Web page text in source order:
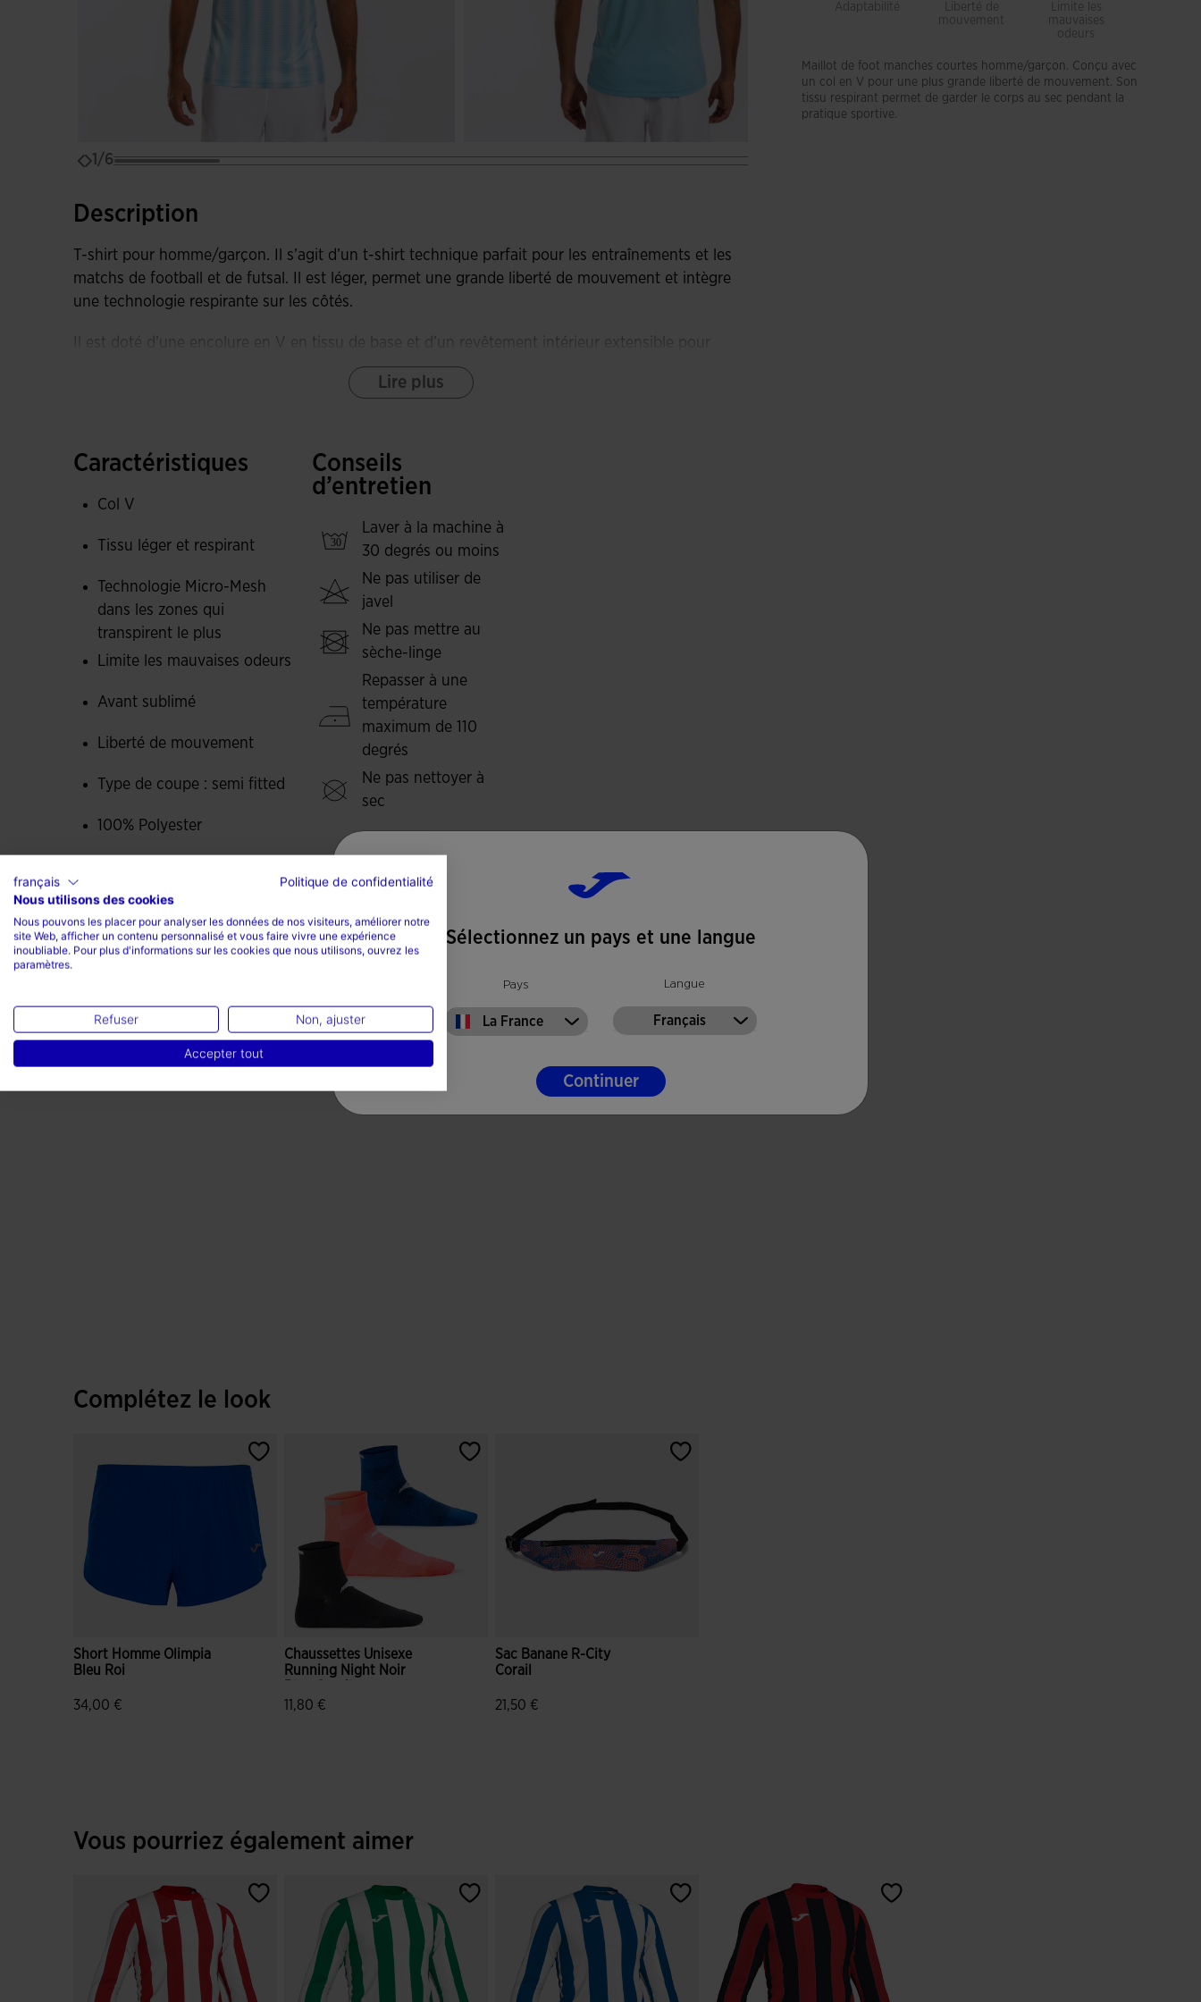
1/6
Description
T-shirt pour homme/garçon. Il s’agit d’un t-shirt technique parfait pour les entraînements et les
matchs de football et de futsal. Il est léger, permet une grande liberté de mouvement et intègre
une technologie respirante sur les côtés.
Il est doté d’une encolure en V en tissu de base et d’un revêtement intérieur extensible pour
limiter les éventuels frottements dans cette zone. Il facilite également l’ajustement du vêtement.
côtés. Il permet de réguler la transpiration, de maintenir la température corporelle constante et
d’éliminer les odeurs corporelles.
Lire plus
Caractéristiques
Col V
Tissu léger et respirant
Technologie Micro-Mesh
dans les zones qui
transpirent le plus
Limite les mauvaises odeurs
Avant sublimé
Liberté de mouvement
Type de coupe : semi fitted
100% Polyester
Conseils
d’entretien
Laver à la machine à
30 degrés ou moins
Ne pas utiliser de
javel
Ne pas mettre au
sèche-linge
Repasser à une
température
maximum de 110
degrés
Ne pas nettoyer à
sec
Valoraciones (4)
Adaptabilité
Liberté de
mouvement
Limite les
mauvaises
odeurs
Maillot de foot manches courtes homme/garçon. Conçu avec
un col en V pour une plus grande liberté de mouvement. Son
tissu respirant permet de garder le corps au sec pendant la
pratique sportive.
Complétez le look
Short Homme Olimpia
Bleu Roi
34,00 €
Chaussettes Unisexe
Running Night Noir
11,80 €
Sac Banane R-City
Corail
21,50 €
Vous pourriez également aimer
Sélectionnez un pays et une langue
Pays
La France
Langue
Français
Continuer
français
Politique de confidentialité
Nous utilisons des cookies
Nous pouvons les placer pour analyser les données de nos visiteurs, améliorer notre
site Web, afficher un contenu personnalisé et vous faire vivre une expérience
inoubliable. Pour plus d'informations sur les cookies que nous utilisons, ouvrez les
paramètres.
Refuser Non, ajuster
Accepter tout